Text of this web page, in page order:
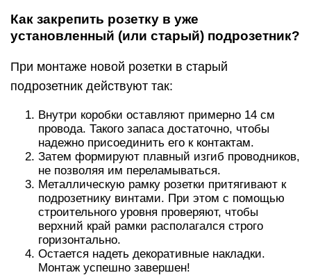
Как закрепить розетку в уже
установленный (или старый) подрозетник?
При монтаже новой розетки в старый
подрозетник действуют так:
Внутри коробки оставляют примерно 14 см
провода. Такого запаса достаточно, чтобы
надежно присоединить его к контактам.
Затем формируют плавный изгиб проводников,
не позволяя им переламываться.
Металлическую рамку розетки притягивают к
подрозетнику винтами. При этом с помощью
строительного уровня проверяют, чтобы
верхний край рамки располагался строго
горизонтально.
Остается надеть декоративные накладки.
Монтаж успешно завершен!